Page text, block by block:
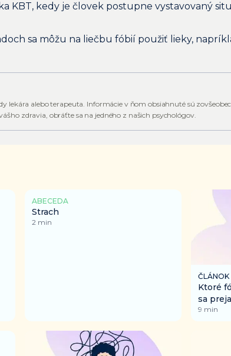
KBT, kedy je človek postupne vystavovaný
sa môžu na liečbu fóbií použiť lieky,
lekára alebo terapeuta. Informácie v ňom obsiahnuté sú
zdravia, obráťte sa na jedného z našich psychológov.
ABECEDA
Strach
2 min
ČLÁNOK
Ktoré
sa
9 min